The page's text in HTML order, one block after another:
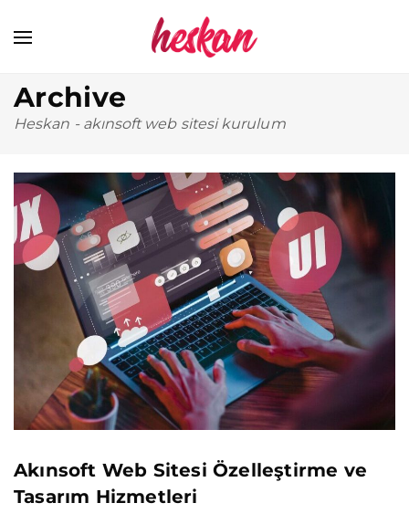
Archive
Heskan - akınsoft web sitesi kurulum
Akınsoft Web Sitesi Özelleştirme ve
Tasarım Hizmetleri